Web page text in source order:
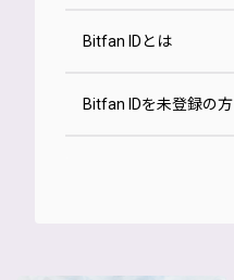
Bitfan IDとは
Bitfan IDを未登録の方